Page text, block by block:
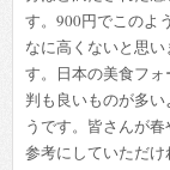
す。900円でこのよ
なに高くないと思い
す。日本の美食フ
判も良いものが多い
うです。皆さんが
参考にしていただけ